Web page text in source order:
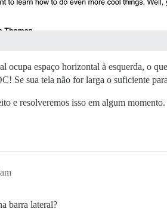
ocupa espaço horizontal à esquerda, o
Se sua tela não for larga o suficiente
e resolveremos isso em algum
barra lateral?